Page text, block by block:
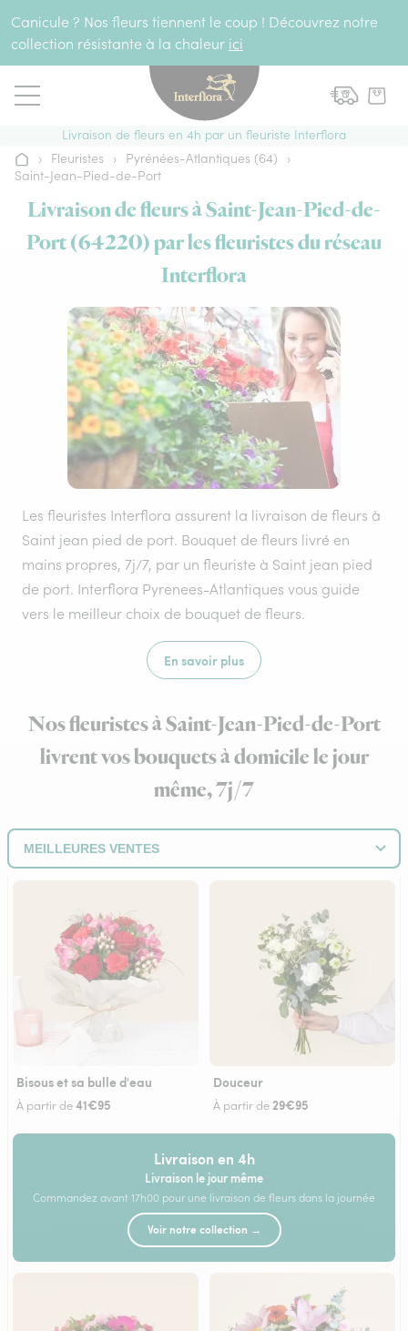
Canicule ? Nos fleurs tiennent le coup ! Découvrez notre
collection résistante à la chaleur ici
Livraison de fleurs en 4h par un fleuriste Interflora
Accueil
› Fleuristes › Pyrénées-Atlantiques (64)
›
Saint-Jean-Pied-de-Port
Livraison de fleurs à Saint-Jean-Pied-de-
Port (64220) par les fleuristes du réseau
Interflora
Les fleuristes Interflora assurent la livraison de fleurs à
Saint jean pied de port. Bouquet de fleurs livré en
mains propres, 7j/7, par un fleuriste à Saint jean pied
de port. Interflora Pyrenees-Atlantiques vous guide
vers le meilleur choix de bouquet de fleurs.
En savoir plus
Nos fleuristes à Saint-Jean-Pied-de-Port
livrent vos bouquets à domicile le jour
même, 7j/7
Bisous et sa bulle d'eau
À partir de41€95
Douceur
À partir de 29€95
Livraison en 4h
Livraison le jour même
Commandez avant 17h00 pour une livraison de fleurs dans la journée
Voir notre collection →